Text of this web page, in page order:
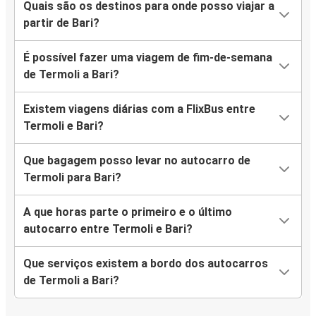
Quais são os destinos para onde posso viajar a
partir de Bari?
É possível fazer uma viagem de fim-de-semana
de Termoli a Bari?
Existem viagens diárias com a FlixBus entre
Termoli e Bari?
Que bagagem posso levar no autocarro de
Termoli para Bari?
A que horas parte o primeiro e o último
autocarro entre Termoli e Bari?
Que serviços existem a bordo dos autocarros
de Termoli a Bari?